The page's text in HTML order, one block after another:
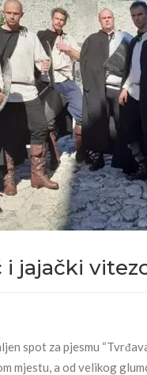
i jajački
spot za pjesmu
mjestu, a od velikog